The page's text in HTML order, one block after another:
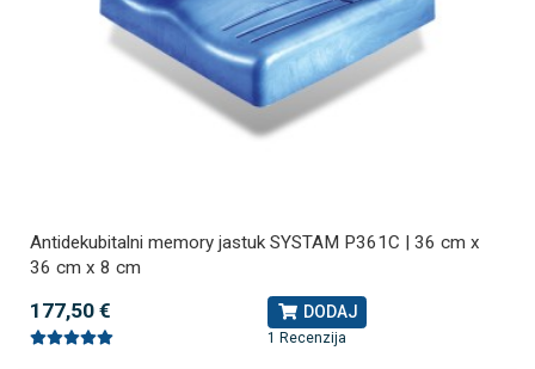
Antidekubitalni memory jastuk SYSTAM P361C | 36 cm x
36 cm x 8 cm
177,50 € DODAJ
1 Recenzija